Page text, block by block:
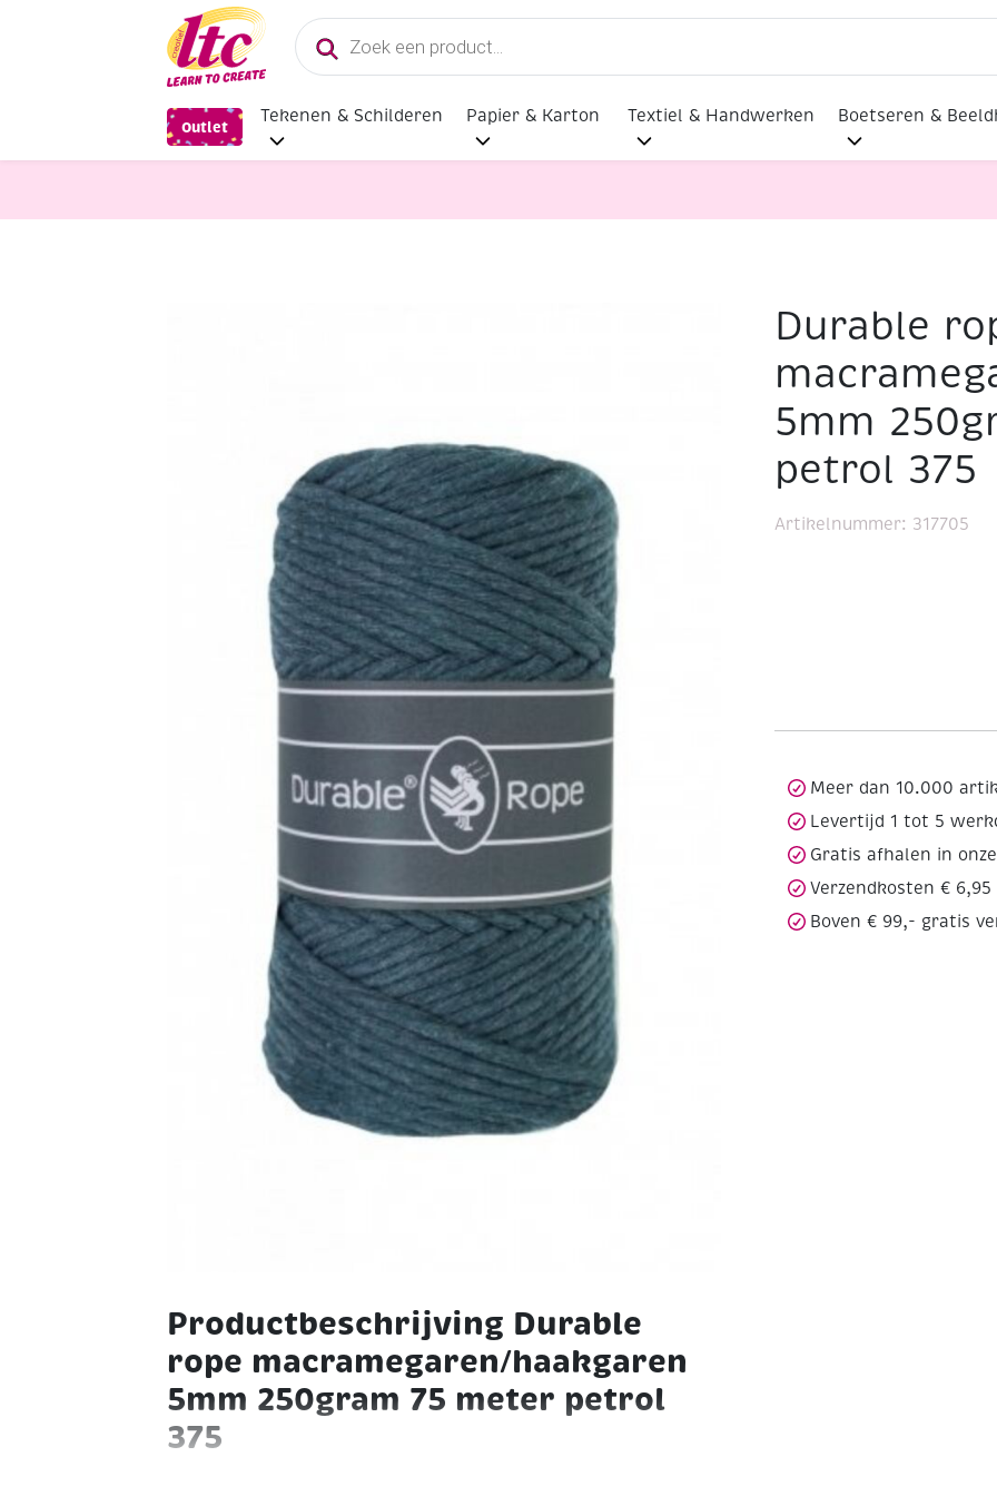
Producten
zoeken
Outlet
Tekenen & Schilderen Papier & Karton Textiel & Handwerken Boetseren &
Durable rope macramegaren/haakgaren 5mm 250gram 75 meter petrol
Productbeschrijving Durable
rope macramegaren/haakgaren
5mm 250gram 75 meter petrol
375
Durable
5mm
petrol 375
Artikelnummer: 317705
Meer dan 10.000
Levertijd 1 tot 5
Gratis afhalen in
Verzendkosten € 6,95
Boven € 99,- gratis